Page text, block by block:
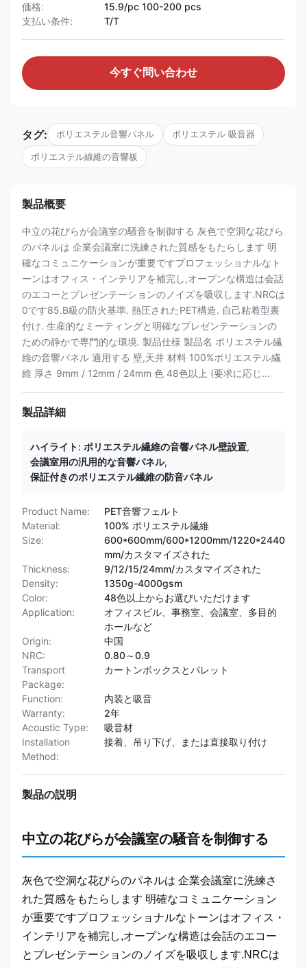
価格:
15.9/pc 100-200 pcs
支払い条件:
T/T
今すぐ問い合わせ
タグ: ポリエステル音響パネル ポリエステル 吸音器
ポリエステル線維の音響板
製品概要
中立の花びらが会議室の騒音を制御する 灰色で空洞な花びら
のパネルは 企業会議室に洗練された質感をもたらします 明
確なコミュニケーションが重要ですプロフェッショナルなト
ーンはオフィス・インテリアを補完し,オープンな構造は会話
のエコーとプレゼンテーションのノイズを吸収します.NRCは
0です85.B級の防火基準. 熱圧されたPET構造. 自己粘着型裏
付け. 生産的なミーティングと明確なプレゼンテーションの
ための静かで専門的な環境. 製品仕様 製品名 ポリエステル繊
維の音響パネル 適用する 壁,天井 材料 100%ポリエステル繊
維 厚さ 9mm / 12mm / 24mm 色 48色以上 (要求に応じ...
製品詳細
ハイライト: ポリエステル繊維の音響パネル壁設置,
会議室用の汎用的な音響パネル,
保証付きのポリエステル繊維の防音パネル
Product Name:
PET音響フェルト
Material:
100% ポリエステル繊維
Size:
600*600mm/600*1200mm/1220*2440
mm/カスタマイズされた
Thickness:
9/12/15/24mm/カスタマイズされた
Density:
1350g-4000gsm
Color:
48色以上からお選びいただけます
Application:
オフィスビル、事務室、会議室、多目的
ホールなど
Origin:
中国
NRC:
0.80～0.9
Transport
Package:
カートンボックスとパレット
Function:
内装と吸音
Warranty:
2年
Acoustic Type:
吸音材
Installation
Method:
接着、吊り下げ、または直接取り付け
製品の説明
中立の花びらが会議室の騒音を制御する
灰色で空洞な花びらのパネルは 企業会議室に洗練さ
れた質感をもたらします 明確なコミュニケーション
が重要ですプロフェッショナルなトーンはオフィス・
インテリアを補完し,オープンな構造は会話のエコー
とプレゼンテーションのノイズを吸収します.NRCは